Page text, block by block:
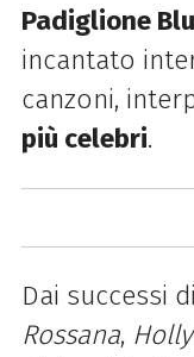
Padiglione Blu
incantato
canzoni,
più celebri.
Dai successi di
Rossana,